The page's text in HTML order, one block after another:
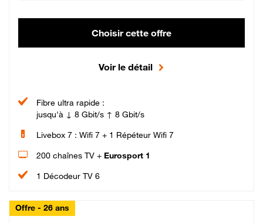
Choisir cette offre
Voir le détail
Fibre ultra rapide :
jusqu'à ↓ 8 Gbit/s ↑ 8 Gbit/s
Livebox 7 : Wifi 7 + 1 Répéteur Wifi 7
200 chaînes TV + Eurosport 1
1 Décodeur TV 6
Offre - 26 ans